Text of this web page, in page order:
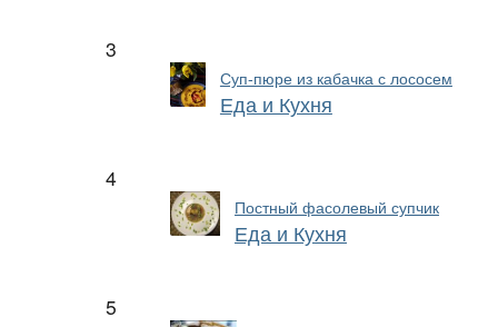
3
Суп-пюре из кабачка с лососем
Еда и Кухня
4
Постный фасолевый супчик
Еда и Кухня
5